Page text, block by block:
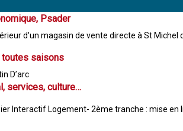
Psader
d'un magasin de vente directe à St Michel
toutes saisons
D’arc
services, culture…
Interactif Logement- 2ème tranche : mise en